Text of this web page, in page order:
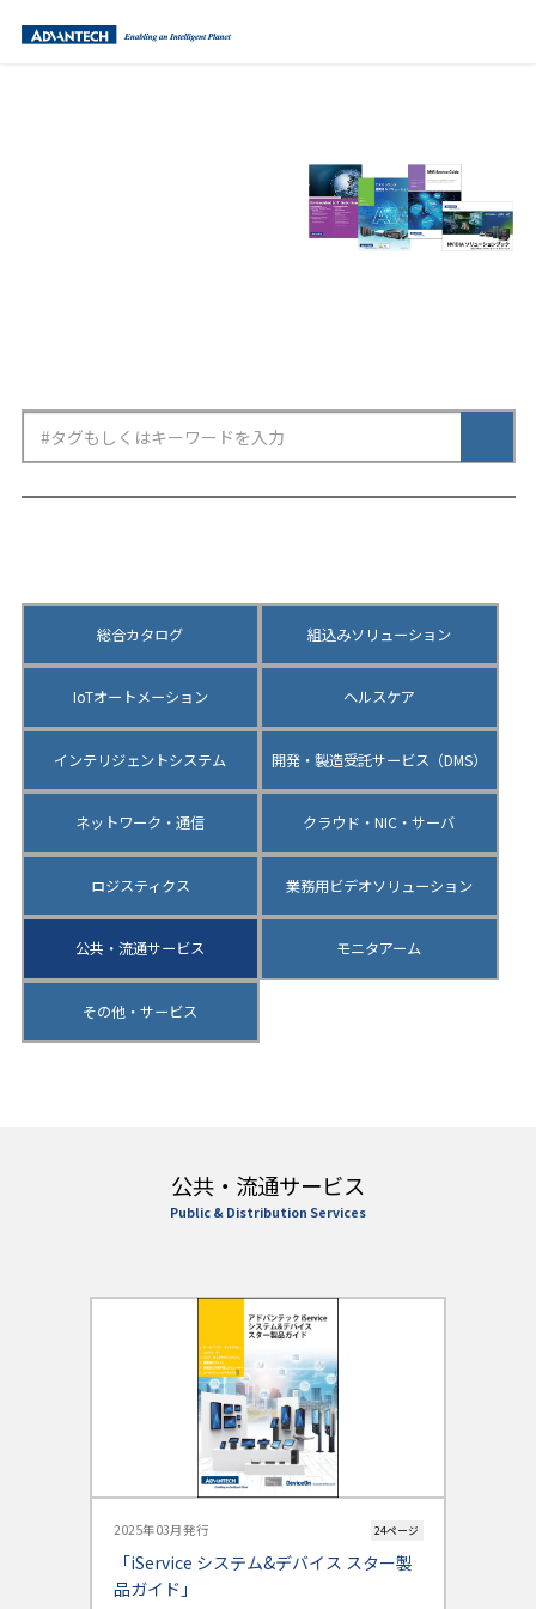
総合カタログ 組込みソリューション
IoTオートメーション ヘルスケア
インテリジェントシステム 開発・製造受託サービス（DMS）
ネットワーク・通信 クラウド・NIC・サーバ
ロジスティクス 業務用ビデオソリューション
公共・流通サービス モニタアーム
その他・サービス
公共・流通サービス
Public & Distribution Services
2025年03月発行 24ページ
「iService システム&デバイス スター製
品ガイド」